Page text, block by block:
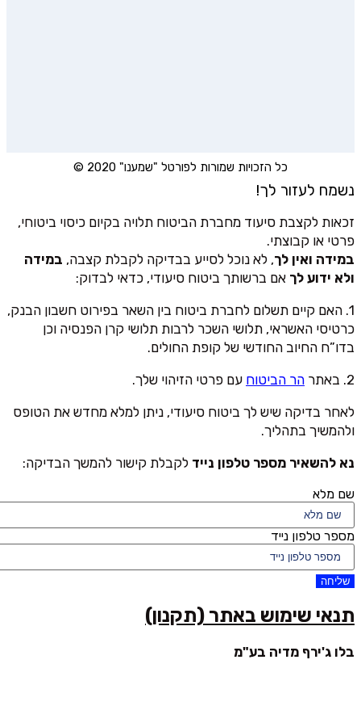
כל הזכויות שמורות לפורטל "שמענו" 2020 ©
נשמח לעזור לך!
זכאות לקצבת סיעוד מחברת הביטוח תלויה בקיום כיסוי ביטוחי,
פרטי או קבוצתי.
במידה ואין לך, לא נוכל לסייע בבדיקה לקבלת קצבה, במידה
ולא ידוע לך אם ברשותך ביטוח סיעודי, כדאי לבדוק:
1. האם קיים תשלום לחברת ביטוח בין השאר בפירוט חשבון הבנק,
כרטיסי האשראי, תלושי השכר לרבות תלושי קרן הפנסיה וכן
בדו”ח החיוב החודשי של קופת החולים.
2. באתר
הר הביטוח עם פרטי הזיהוי שלך.
לאחר בדיקה שיש לך ביטוח סיעודי, ניתן למלא מחדש את הטופס
ולהמשיך בתהליך.
נא להשאיר מספר טלפון נייד לקבלת קישור להמשך הבדיקה:
שם מלא
מספר טלפון נייד
שליחה
תנאי שימוש באתר (תקנון)
בלו ג'ירף מדיה בע"מ